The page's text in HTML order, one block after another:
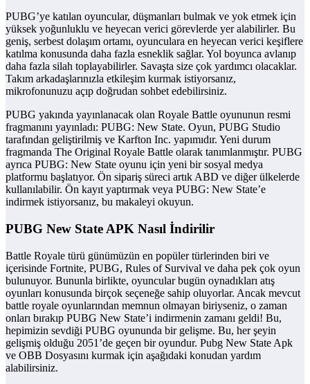
PUBG’ye katılan oyuncular, düşmanları bulmak ve yok etmek için
yüksek yoğunluklu ve heyecan verici görevlerde yer alabilirler. Bu
geniş, serbest dolaşım ortamı, oyunculara en heyecan verici keşiflere
katılma konusunda daha fazla esneklik sağlar. Yol boyunca avlanıp
daha fazla silah toplayabilirler. Savaşta size çok yardımcı olacaklar.
Takım arkadaşlarınızla etkileşim kurmak istiyorsanız,
mikrofonunuzu açıp doğrudan sohbet edebilirsiniz.
PUBG yakında yayınlanacak olan Royale Battle oyununun resmi
fragmanını yayınladı: PUBG: New State. Oyun, PUBG Studio
tarafından geliştirilmiş ve Karfton Inc. yapımıdır. Yeni durum
fragmanda The Original Royale Battle olarak tanımlanmıştır. PUBG
ayrıca PUBG: New State oyunu için yeni bir sosyal medya
platformu başlatıyor. Ön sipariş süreci artık ABD ve diğer ülkelerde
kullanılabilir. Ön kayıt yaptırmak veya PUBG: New State’e
indirmek istiyorsanız, bu makaleyi okuyun.
PUBG New State APK Nasıl İndirilir
Battle Royale türü günümüzün en popüler türlerinden biri ve
içerisinde Fortnite, PUBG, Rules of Survival ve daha pek çok oyun
bulunuyor. Bununla birlikte, oyuncular bugün oynadıkları atış
oyunları konusunda birçok seçeneğe sahip oluyorlar. Ancak mevcut
battle royale oyunlarından memnun olmayan biriyseniz, o zaman
onları bırakıp PUBG New State’i indirmenin zamanı geldi! Bu,
hepimizin sevdiği PUBG oyununda bir gelişme. Bu, her şeyin
gelişmiş olduğu 2051’de geçen bir oyundur. Pubg New State Apk
ve OBB Dosyasını kurmak için aşağıdaki konudan yardım
alabilirsiniz.